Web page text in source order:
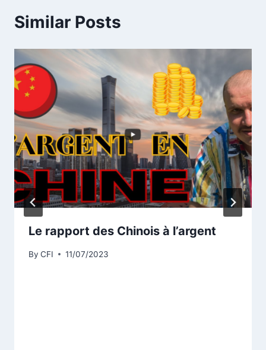
Similar Posts
Le rapport des Chinois à l’argent
By CFI 11/07/2023